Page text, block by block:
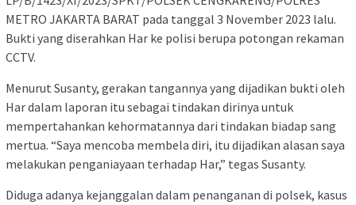
METRO JAKARTA BARAT pada tanggal 3 November 2023 lalu.
Bukti yang diserahkan Har ke polisi berupa potongan rekaman
CCTV.
Menurut Susanty, gerakan tangannya yang dijadikan bukti oleh
Har dalam laporan itu sebagai tindakan dirinya untuk
mempertahankan kehormatannya dari tindakan biadap sang
mertua. “Saya mencoba membela diri, itu dijadikan alasan saya
melakukan penganiayaan terhadap Har,” tegas Susanty.
Diduga adanya kejanggalan dalam penanganan di polsek, kasus